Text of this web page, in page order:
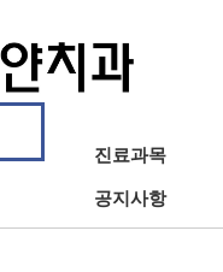
진료과목
공지사항